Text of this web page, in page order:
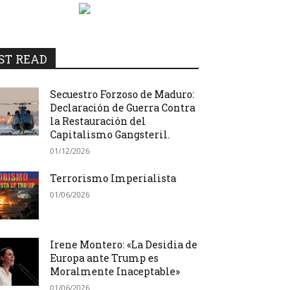
READ
Secuestro Forzoso de Maduro:
Declaración de Guerra Contra
la Restauración del
Capitalismo Gangsteril.
01/12/2026
Terrorismo Imperialista
01/06/2026
Irene Montero: «La Desidia de
Europa ante Trump es
Moralmente Inaceptable»
01/06/2026